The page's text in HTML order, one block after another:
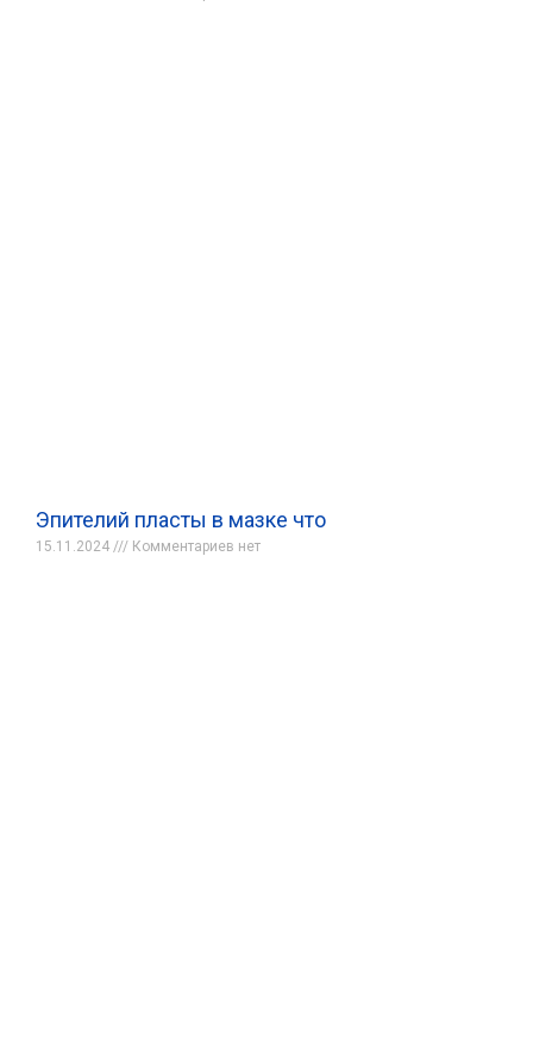
Эпителий пласты в мазке что
15.11.2024 Комментариев нет